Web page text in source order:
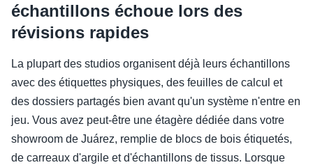
échantillons échoue lors des
révisions rapides
La plupart des studios organisent déjà leurs échantillons
avec des étiquettes physiques, des feuilles de calcul et
des dossiers partagés bien avant qu'un système n'entre en
jeu. Vous avez peut-être une étagère dédiée dans votre
showroom de Juárez, remplie de blocs de bois étiquetés,
de carreaux d'argile et d'échantillons de tissus. Lorsque